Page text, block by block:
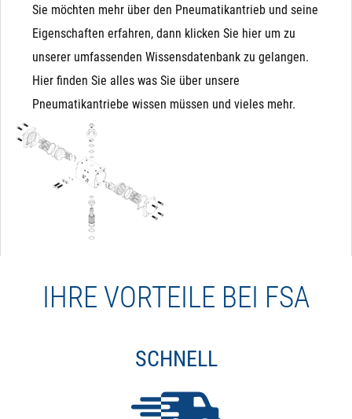
Sie möchten mehr über den Pneumatikantrieb und seine
Eigenschaften erfahren, dann klicken Sie hier um zu
unserer umfassenden Wissensdatenbank zu gelangen.
Hier finden Sie alles was Sie über unsere
Pneumatikantriebe wissen müssen und vieles mehr.
IHRE VORTEILE BEI FSA
SCHNELL